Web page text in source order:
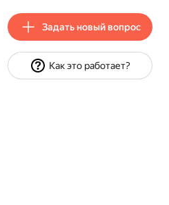
Задать новый вопрос
Как это работает?